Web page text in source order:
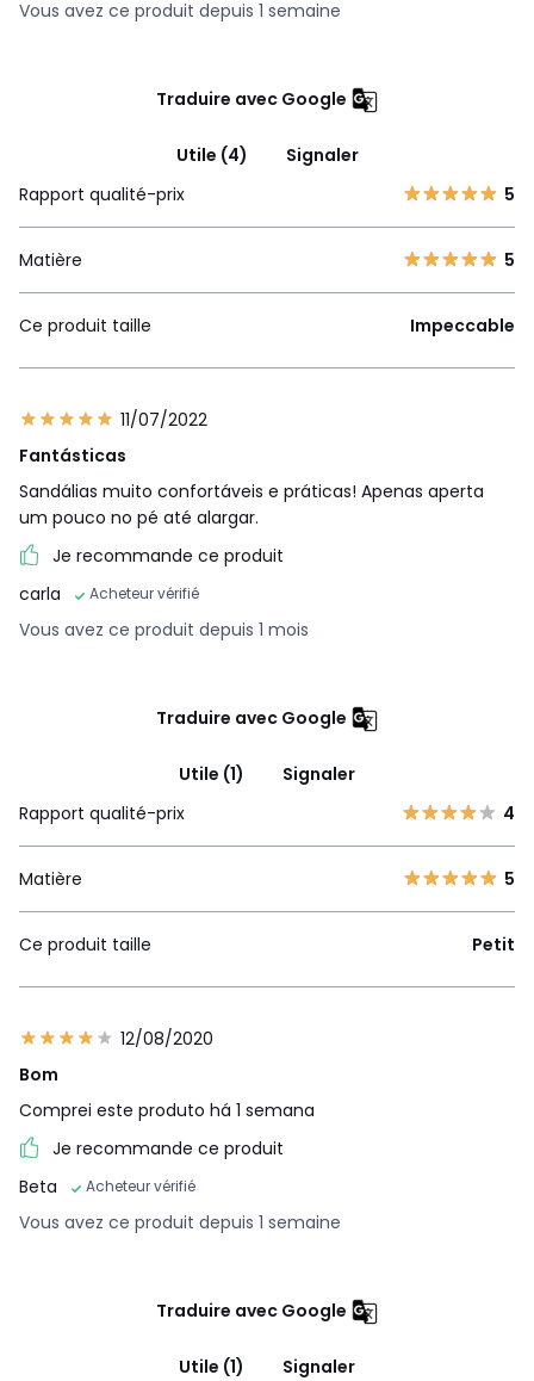
Vous avez ce produit depuis 1 semaine
Traduire avec Google
Utile (4)
Signaler
Rapport qualité-prix
5
Matière 5
Ce produit taille Impeccable
11/07/2022
Fantásticas
Sandálias muito confortáveis e práticas! Apenas aperta
um pouco no pé até alargar.
Je recommande ce produit
carla
Acheteur vérifié
Vous avez ce produit depuis 1 mois
Traduire avec Google
Utile (1)
Signaler
Rapport qualité-prix
4
Matière 5
Ce produit taille Petit
12/08/2020
Bom
Comprei este produto há 1 semana
Je recommande ce produit
Beta
Acheteur vérifié
Vous avez ce produit depuis 1 semaine
Traduire avec Google
Utile (1)
Signaler